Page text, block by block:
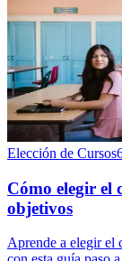
Elección de Cursos
Cómo elegir el
objetivos
Aprende a elegir el